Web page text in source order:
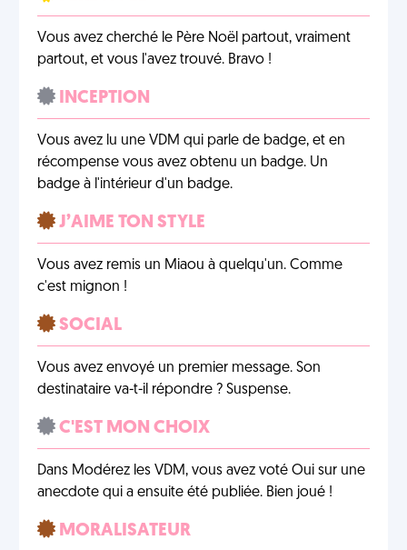
Vous avez cherché le Père Noël partout, vraiment
partout, et vous l'avez trouvé. Bravo !
INCEPTION
Vous avez lu une VDM qui parle de badge, et en
récompense vous avez obtenu un badge. Un
badge à l'intérieur d'un badge.
J’AIME TON STYLE
Vous avez remis un Miaou à quelqu'un. Comme
c'est mignon !
SOCIAL
Vous avez envoyé un premier message. Son
destinataire va-t-il répondre ? Suspense.
C'EST MON CHOIX
Dans Modérez les VDM, vous avez voté Oui sur une
anecdote qui a ensuite été publiée. Bien joué !
MORALISATEUR